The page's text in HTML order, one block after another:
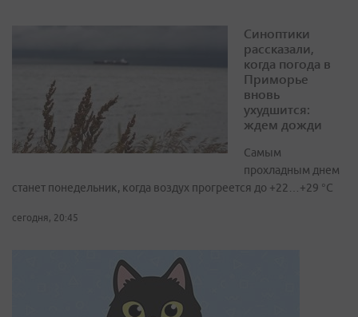
Синоптики
рассказали,
когда погода в
Приморье
вновь
ухудшится:
ждем дожди
Самым
прохладным днем
станет понедельник, когда воздух прогреется до +22…+29 °С
сегодня, 20:45